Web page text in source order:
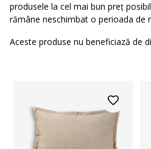
produsele la cel mai bun preț
rămâne neschimbat o perioada de
Aceste produse nu beneficiază de